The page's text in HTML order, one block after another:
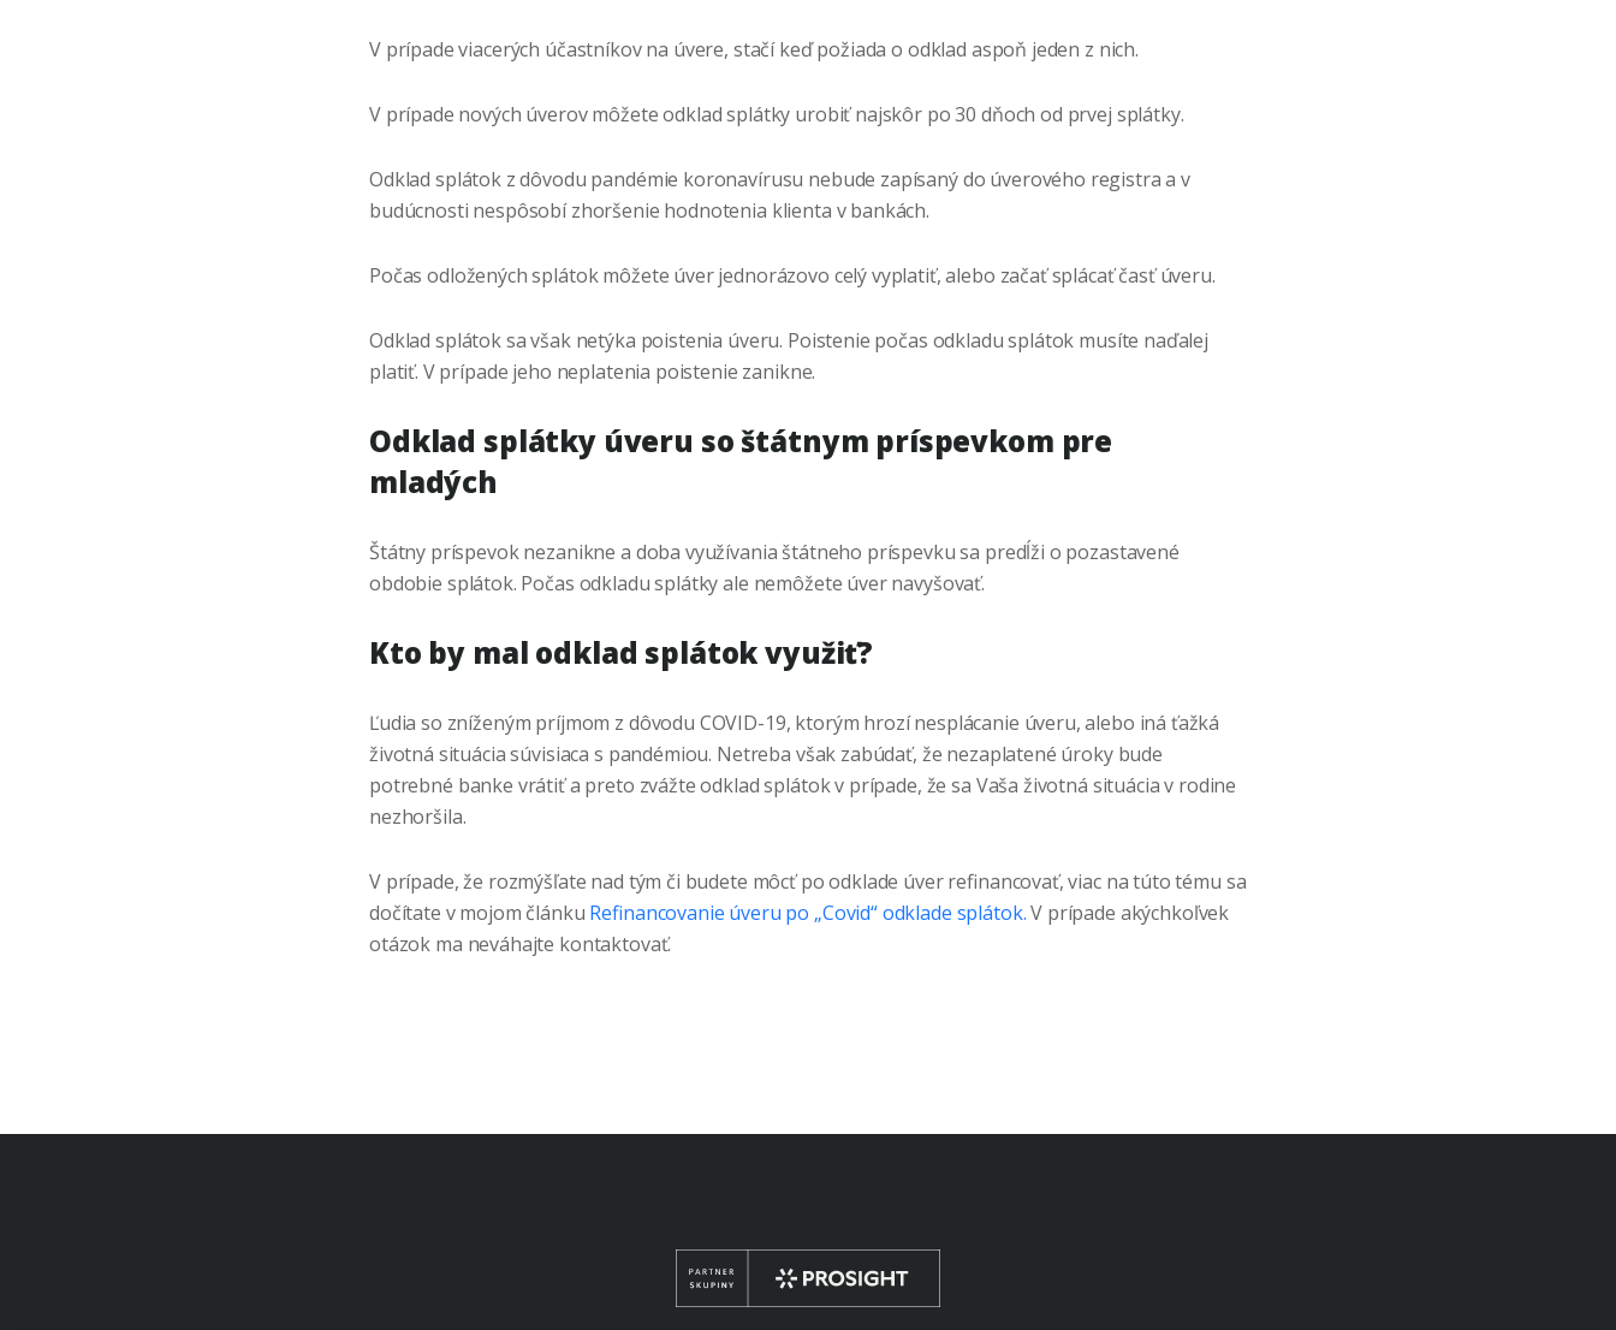
V prípade viacerých účastníkov na úvere, stačí keď požiada o odklad aspoň jeden z nich.
V prípade nových úverov môžete odklad splátky urobiť najskôr po 30 dňoch od prvej splátky.
Odklad splátok z dôvodu pandémie koronavírusu nebude zapísaný do úverového registra a v
budúcnosti nespôsobí zhoršenie hodnotenia klienta v bankách.
Počas odložených splátok môžete úver jednorázovo celý vyplatiť, alebo začať splácať časť úveru.
Odklad splátok sa však netýka poistenia úveru. Poistenie počas odkladu splátok musíte naďalej
platiť. V prípade jeho neplatenia poistenie zanikne.
Odklad splátky úveru so štátnym príspevkom pre
mladých
Štátny príspevok nezanikne a doba využívania štátneho príspevku sa predĺži o pozastavené
obdobie splátok. Počas odkladu splátky ale nemôžete úver navyšovať.
Kto by mal odklad splátok využiť?
Ľudia so zníženým príjmom z dôvodu COVID-19, ktorým hrozí nesplácanie úveru, alebo iná ťažká
životná situácia súvisiaca s pandémiou. Netreba však zabúdať, že nezaplatené úroky bude
potrebné banke vrátiť a preto zvážte odklad splátok v prípade, že sa Vaša životná situácia v rodine
nezhoršila.
V prípade, že rozmýšľate nad tým či budete môcť po odklade úver refinancovať, viac na túto tému sa
dočítate v mojom článku Refinancovanie úveru po „Covid“ odklade splátok.V prípade akýchkoľvek
otázok ma neváhajte kontaktovať.